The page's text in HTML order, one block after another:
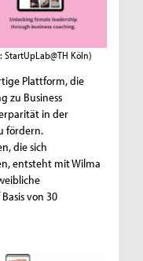
StartUpLab@TH Köln)
Plattform, die
zu Business
in der
fördern.
die sich
entsteht mit Wilma
von 30